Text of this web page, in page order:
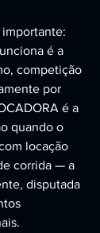
é a
competição
por
é a
quando o
locação
corrida — a
disputada